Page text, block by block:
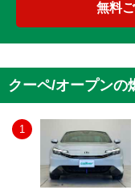
無料
クーペ/オープンの
1